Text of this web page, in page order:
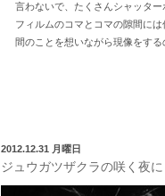
言わないで、たくさんシャッター
フィルムのコマとコマの隙間に
間のことを想いながら現像をす
2012.12.31 月曜日
ジュウガツザクラの咲く夜に